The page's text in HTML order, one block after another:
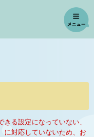
る設定になっていない、
に対応していないため、お